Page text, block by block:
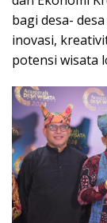
bagi desa-
inovasi,
potensi wisata